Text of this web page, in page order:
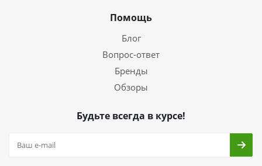
Помощь
Блог
Вопрос-ответ
Бренды
Обзоры
Будьте всегда в курсе!